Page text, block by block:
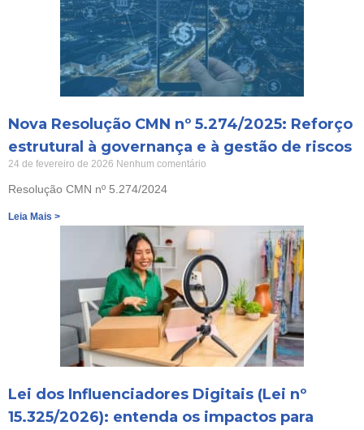
Nova Resolução CMN nº 5.274/2025: Reforço
estrutural à governança e à gestão de riscos
24 de fevereiro de 2026 Nenhum comentário
Resolução CMN nº 5.274/2024
Leia Mais >
Lei dos Influenciadores Digitais (Lei nº
15.325/2026): entenda os impactos para